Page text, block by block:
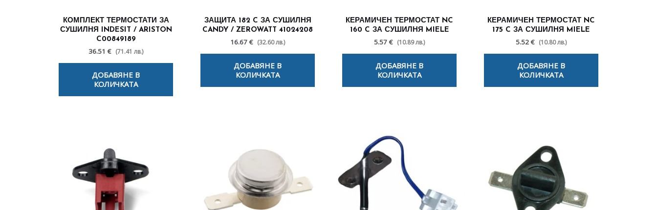
КОМПЛЕКТ ТЕРМОСТАТИ ЗА
СУШИЛНЯ INDESIT / ARISTON
C00849189
36.51 € (71.41 лв.)
ДОБАВЯНЕ В
КОЛИЧКАТА
ЗАЩИТА 182 C ЗА СУШИЛНЯ
CANDY / ZEROWATT 41024208
16.67 € (32.60 лв.)
ДОБАВЯНЕ В
КОЛИЧКАТА
КЕРАМИЧЕН ТЕРМОСТАТ NC
160 C ЗА СУШИЛНЯ MIELE
5.57 € (10.89 лв.)
ДОБАВЯНЕ В
КОЛИЧКАТА
КЕРАМИЧЕН ТЕРМОСТАТ NC
175 C ЗА СУШИЛНЯ MIELE
5.52 € (10.80 лв.)
ДОБАВЯНЕ В
КОЛИЧКАТА